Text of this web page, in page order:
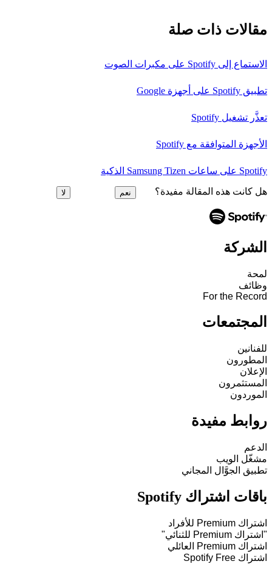
مقالات ذات صلة
الاستماع إلى Spotify على مكبرات الصوت
تطبيق Spotify على أجهزة Google
تعذَّر تشغيل Spotify
الأجهزة المتوافقة مع Spotify
Spotify على ساعات Samsung Tizen الذكية
هل كانت هذه المقالة مفيدة؟ نعم لا
الشركة
لمحة
وظائف
For the Record
المجتمعات
للفنانين
المطورون
الإعلان
المستثمرون
الموردون
روابط مفيدة
الدعم
مشغّل الويب
تطبيق الجوَّال المجاني
باقات اشتراك Spotify
اشتراك Premium للأفراد
"اشتراك Premium للثنائي"
اشتراك Premium العائلي
اشتراك Spotify Free